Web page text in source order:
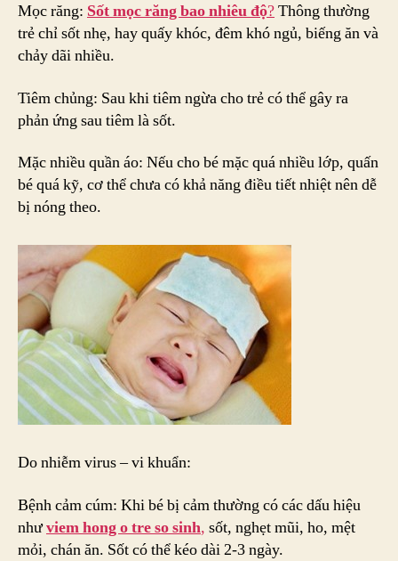
Mọc răng: Sốt mọc răng bao nhiêu độ?Thông thường
trẻ chỉ sốt nhẹ, hay quấy khóc, đêm khó ngủ, biếng ăn và
chảy dãi nhiều.
Tiêm chủng: Sau khi tiêm ngừa cho trẻ có thể gây ra
phản ứng sau tiêm là sốt.
Mặc nhiều quần áo: Nếu cho bé mặc quá nhiều lớp, quấn
bé quá kỹ, cơ thể chưa có khả năng điều tiết nhiệt nên dễ
bị nóng theo.
Do nhiễm virus – vi khuẩn:
Bệnh cảm cúm: Khi bé bị cảm thường có các dấu hiệu
nhưviem hong o tre so sinh, sốt, nghẹt mũi, ho, mệt
mỏi, chán ăn. Sốt có thể kéo dài 2-3 ngày.